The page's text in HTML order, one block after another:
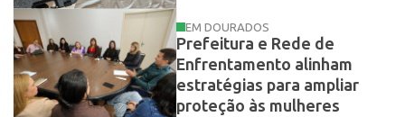
EM DOURADOS
Prefeitura e Rede de
Enfrentamento alinham
estratégias para ampliar
proteção às mulheres